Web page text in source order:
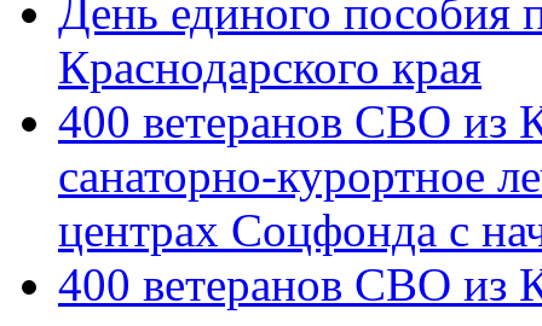
День единого пособия
Краснодарского края
400 ветеранов СВО из
санаторно-курортное
центрах Соцфонда с
400 ветеранов СВО из